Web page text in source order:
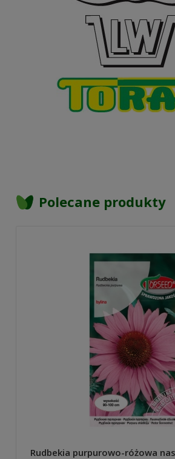
Polecane produkty
Rudbekia purpurowo-różowa